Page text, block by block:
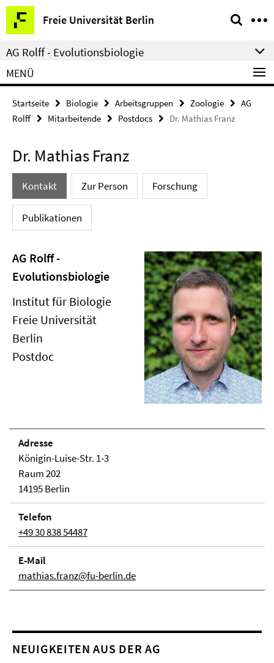
Springe
direkt
zu
Inhalt
Freie Universität Berlin
Service-
Navigation
AG Rolff - Evolutionsbiologie
MENÜ
Startseite Biologie Arbeitsgruppen Zoologie
AG
Rolff
Mitarbeitende Postdocs Dr. Mathias Franz
Dr. Mathias Franz
Kontakt Zur Person Forschung
Publikationen
AG Rolff -
Evolutionsbiologie
Institut für Biologie
Freie Universität
Berlin
Postdoc
Adresse
Königin-Luise-Str. 1-3
Raum 202
14195 Berlin
Telefon
+49 30 838 54487
E-Mail
mathias.franz@fu-berlin.de
NEUIGKEITEN AUS DER AG